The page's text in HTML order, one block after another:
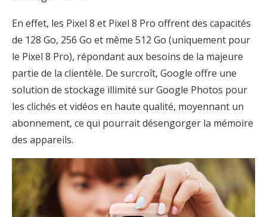
En effet, les Pixel 8 et Pixel 8 Pro offrent des capacités
de 128 Go, 256 Go et même 512 Go (uniquement pour
le Pixel 8 Pro), répondant aux besoins de la majeure
partie de la clientèle. De surcroît, Google offre une
solution de stockage illimité sur Google Photos pour
les clichés et vidéos en haute qualité, moyennant un
abonnement, ce qui pourrait désengorger la mémoire
des appareils.